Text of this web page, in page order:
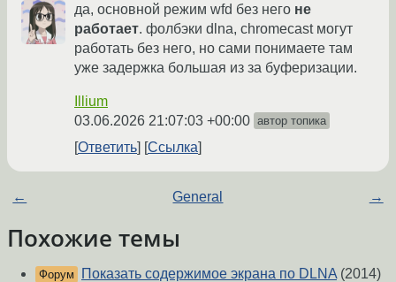
да, основной режим wfd без него не
работает. фолбэки dlna, chromecast могут
работать без него, но сами понимаете там
уже задержка большая из за буферизации.
Illium
03.06.2026 21:07:03 +00:00 автор топика
Ответить Ссылка
← General →
Похожие темы
Форум Показать содержимое экрана по DLNA (2014)